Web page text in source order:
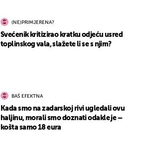
(NE)PRIMJERENA?
Svećenik kritizirao kratku odjeću usred
toplinskog vala, slažete li se s njim?
BAŠ EFEKTNA
Kada smo na zadarskoj rivi ugledali ovu
haljinu, morali smo doznati odakle je –
košta samo 18 eura